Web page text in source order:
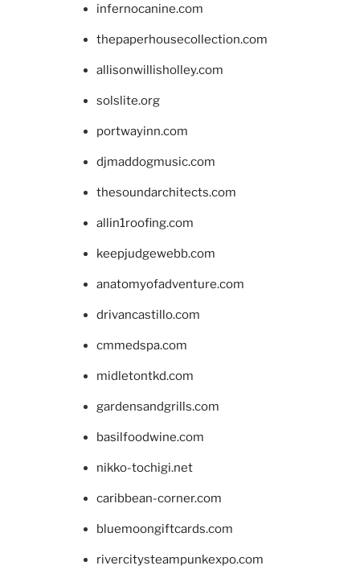
infernocanine.com
thepaperhousecollection.com
allisonwillisholley.com
solslite.org
portwayinn.com
djmaddogmusic.com
thesoundarchitects.com
allin1roofing.com
keepjudgewebb.com
anatomyofadventure.com
drivancastillo.com
cmmedspa.com
midletontkd.com
gardensandgrills.com
basilfoodwine.com
nikko-tochigi.net
caribbean-corner.com
bluemoongiftcards.com
rivercitysteampunkexpo.com